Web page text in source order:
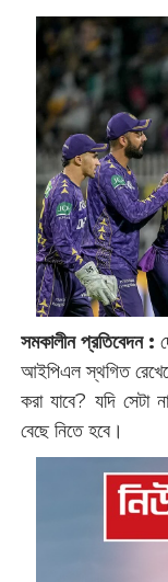
সমকালীন প্রতিবেদন :
আইপিএল স্থগিত
করা যাবে? যদি সেটা
বেছে নিতে হবে।